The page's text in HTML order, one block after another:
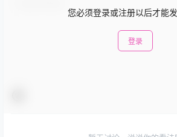
您必须登录或注册以后才能
登录